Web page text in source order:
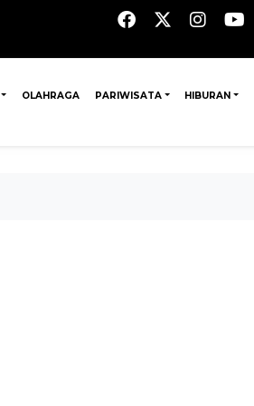
OLAHRAGA PARIWISATA HIBURAN